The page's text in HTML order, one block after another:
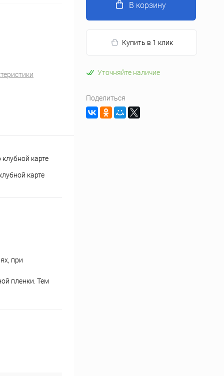
карте
при
пленки. Тем
В корзину
Купить в 1 клик
Уточняйте наличие
Поделиться